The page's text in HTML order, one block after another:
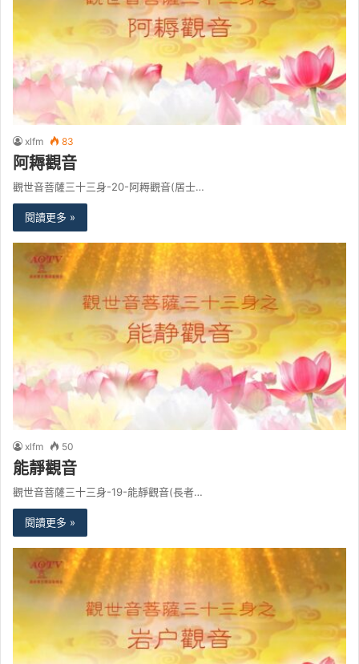
xlfm 83
阿耨觀音
觀世音菩薩三十三身-20-阿耨觀音(居士…
閱讀更多 »
xlfm 50
能靜觀音
觀世音菩薩三十三身-19-能靜觀音(長者…
閱讀更多 »